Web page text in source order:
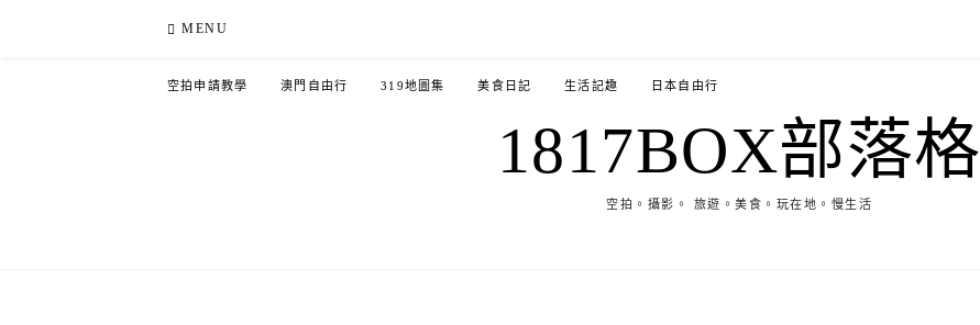
MENU
空拍申請教學 澳門自由行 319地圖集 美食日記 生活記趣 日本自由行
1817BOX部落格
空拍。攝影。 旅遊。美食。玩在地。慢生活